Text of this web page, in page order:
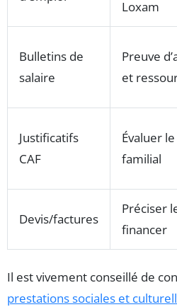
Loxam
Bulletins de
salaire
Preuve
et
Justificatifs
CAF
Évaluer
familial
Devis/factures
Préciser
financer
Il est vivement conseillé de
prestations sociales et